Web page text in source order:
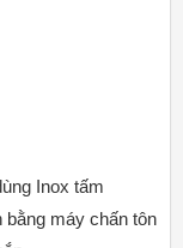
Inox tấm
máy chấn tôn